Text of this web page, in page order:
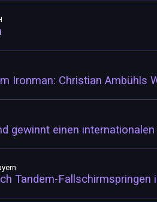
Ironman: Christian Ambühls
gewinnt einen internationalen
Tandem-